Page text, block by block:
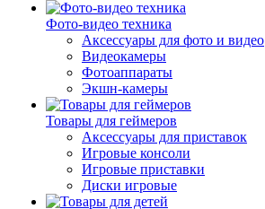
Фото-видео техника
Аксессуары для фото и видео
Видеокамеры
Фотоаппараты
Экшн-камеры
Товары для геймеров
Аксессуары для приставок
Игровые консоли
Игровые приставки
Диски игровые